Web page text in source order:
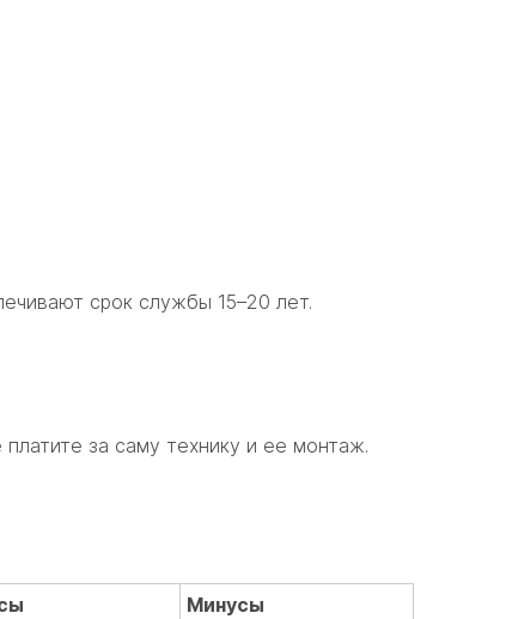
срок службы 15–20 лет.
за саму технику и ее монтаж.
Минусы